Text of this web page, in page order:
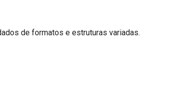
de formatos e estruturas variadas.